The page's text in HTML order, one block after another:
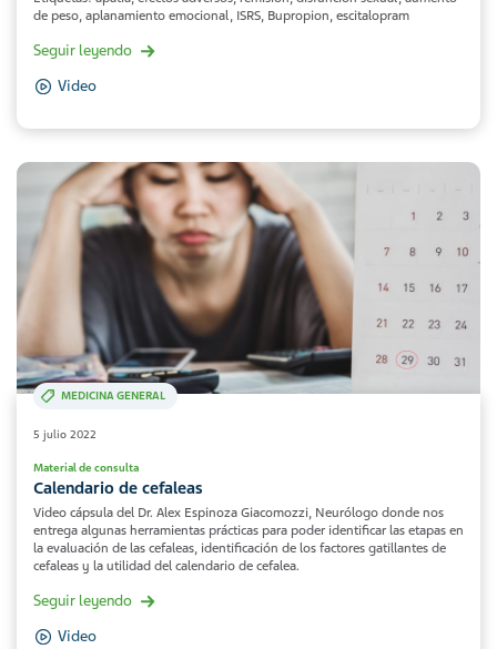
de peso, aplanamiento emocional, ISRS, Bupropion, escitalopram
Seguir leyendo
Video
MEDICINA GENERAL
5 julio 2022
Material de consulta
Calendario de cefaleas
Video cápsula del Dr. Alex Espinoza Giacomozzi, Neurólogo donde nos
entrega algunas herramientas prácticas para poder identificar las etapas en
la evaluación de las cefaleas, identificación de los factores gatillantes de
cefaleas y la utilidad del calendario de cefalea.
Seguir leyendo
Video